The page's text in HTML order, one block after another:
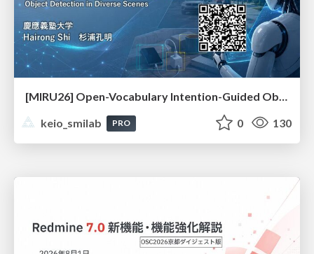
keio_smilab
PRO 0 130